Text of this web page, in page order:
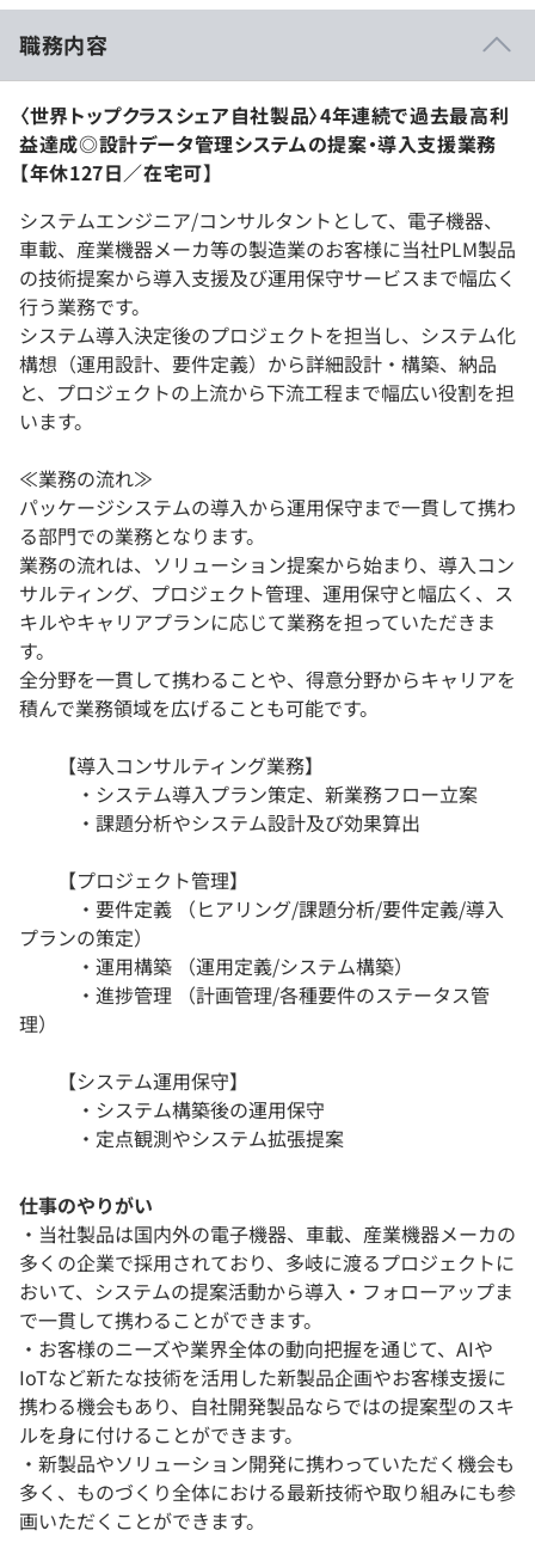
職務内容
〈世界トップクラスシェア自社製品〉4年連続で過去最高利
益達成◎設計データ管理システムの提案・導入支援業務
【年休127日／在宅可】
システムエンジニア/コンサルタントとして、電子機器、
車載、産業機器メーカ等の製造業のお客様に当社PLM製品
の技術提案から導入支援及び運用保守サービスまで幅広く
行う業務です。
システム導入決定後のプロジェクトを担当し、システム化
構想（運用設計、要件定義）から詳細設計・構築、納品
と、プロジェクトの上流から下流工程まで幅広い役割を担
います。
≪業務の流れ≫
パッケージシステムの導入から運用保守まで一貫して携わ
る部門での業務となります。
業務の流れは、ソリューション提案から始まり、導入コン
サルティング、プロジェクト管理、運用保守と幅広く、ス
キルやキャリアプランに応じて業務を担っていただきま
す。
全分野を一貫して携わることや、得意分野からキャリアを
積んで業務領域を広げることも可能です。
【導入コンサルティング業務】
・システム導入プラン策定、新業務フロー立案
・課題分析やシステム設計及び効果算出
【プロジェクト管理】
・要件定義 （ヒアリング/課題分析/要件定義/導入
プランの策定）
・運用構築 （運用定義/システム構築）
・進捗管理 （計画管理/各種要件のステータス管
理）
【システム運用保守】
・システム構築後の運用保守
・定点観測やシステム拡張提案
仕事のやりがい
・当社製品は国内外の電子機器、車載、産業機器メーカの
多くの企業で採用されており、多岐に渡るプロジェクトに
おいて、システムの提案活動から導入・フォローアップま
で一貫して携わることができます。
・お客様のニーズや業界全体の動向把握を通じて、AIや
IoTなど新たな技術を活用した新製品企画やお客様支援に
携わる機会もあり、自社開発製品ならではの提案型のスキ
ルを身に付けることができます。
・新製品やソリューション開発に携わっていただく機会も
多く、ものづくり全体における最新技術や取り組みにも参
画いただくことができます。